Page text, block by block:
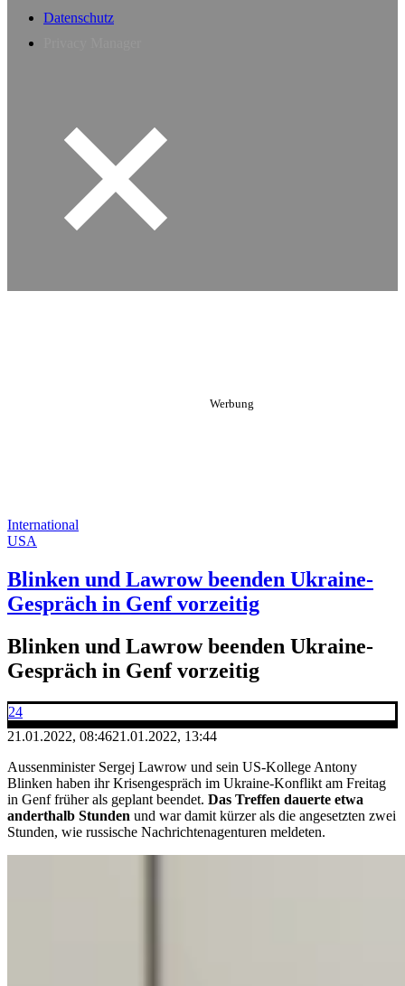
Datenschutz
International
USA
Blinken und Lawrow beenden Ukraine-
Gespräch in Genf vorzeitig
Blinken und Lawrow beenden Ukraine-
Gespräch in Genf vorzeitig
24
21.01.2022, 08:4621.01.2022, 13:44
Aussenminister Sergej Lawrow und sein US-Kollege Antony
Blinken haben ihr Krisengespräch im Ukraine-Konflikt am Freitag
in Genf früher als geplant beendet. Das Treffen dauerte etwa
anderthalb Stunden und war damit kürzer als die angesetzten zwei
Stunden, wie russische Nachrichtenagenturen meldeten.